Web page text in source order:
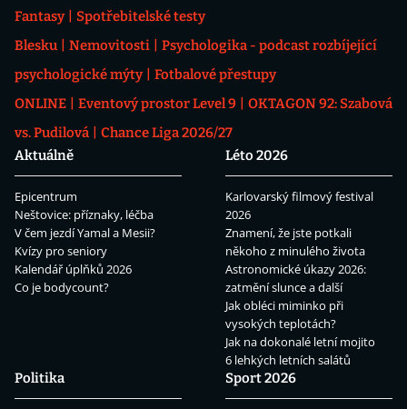
Fantasy
Spotřebitelské testy
Blesku
Nemovitosti
Psychologika - podcast rozbíjející
psychologické mýty
Fotbalové přestupy
ONLINE
Eventový prostor Level 9
OKTAGON 92: Szabová
vs. Pudilová
Chance Liga 2026/27
Aktuálně
Epicentrum
Neštovice: příznaky, léčba
V čem jezdí Yamal a Mesii?
Kvízy pro seniory
Kalendář úplňků 2026
Co je bodycount?
Léto 2026
Karlovarský filmový festival
2026
Znamení, že jste potkali
někoho z minulého života
Astronomické úkazy 2026:
zatmění slunce a další
Jak obléci miminko při
vysokých teplotách?
Jak na dokonalé letní mojito
6 lehkých letních salátů
Politika
Sport 2026